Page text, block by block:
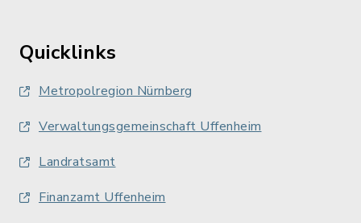
Quicklinks
Metropolregion Nürnberg
Verwaltungsgemeinschaft Uffenheim
Landratsamt
Finanzamt Uffenheim